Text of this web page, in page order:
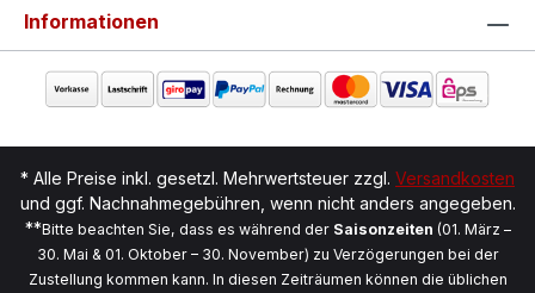
Informationen
* Alle Preise inkl. gesetzl. Mehrwertsteuer zzgl. Versandkosten
und ggf. Nachnahmegebühren, wenn nicht anders angegeben.
**Bitte beachten Sie, dass es während der Saisonzeiten (01. März –
30. Mai & 01. Oktober – 30. November) zu Verzögerungen bei der
Zustellung kommen kann. In diesen Zeiträumen können die üblichen